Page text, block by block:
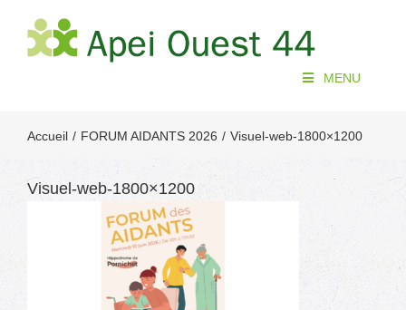
contenu
MENU
Accueil FORUM AIDANTS 2026 Visuel-web-1800×1200
Visuel-web-1800×1200